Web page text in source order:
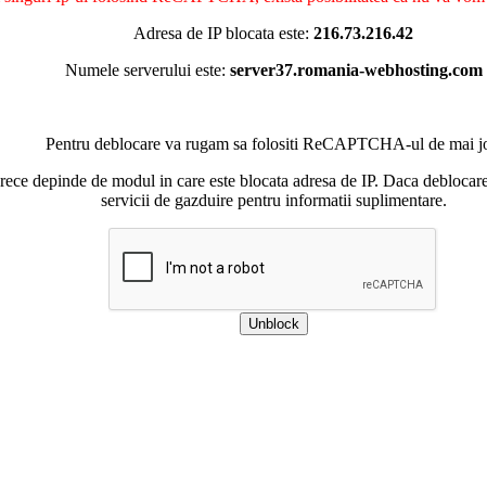
Adresa de IP blocata este: 216.73.216.42
Numele serverului este: server37.romania-webhosting.com
Pentru deblocare va rugam sa folositi ReCAPTCHA-ul de mai
depinde de modul in care este blocata adresa de IP. Daca
servicii de gazduire pentru informatii suplimentare.